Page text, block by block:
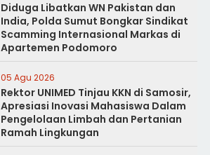
Diduga Libatkan WN Pakistan dan
India, Polda Sumut Bongkar Sindikat
Scamming Internasional Markas di
Apartemen Podomoro
05 Agu 2026
Rektor UNIMED Tinjau KKN di Samosir,
Apresiasi Inovasi Mahasiswa Dalam
Pengelolaan Limbah dan Pertanian
Ramah Lingkungan